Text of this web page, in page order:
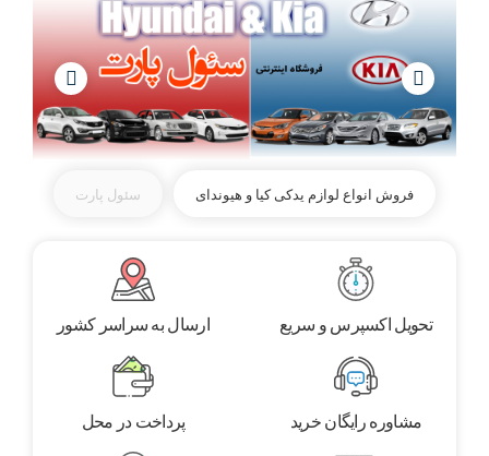
فروش انواع لوازم یدکی کیا و هیوندای سئول پارت
تحویل اکسپرس و سریع ارسال به سراسر کشور
مشاوره رایگان خرید پرداخت در محل